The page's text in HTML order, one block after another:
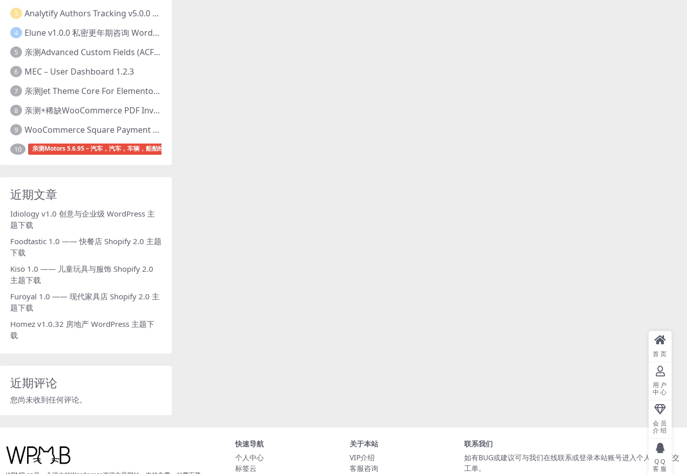
3 Analytify Authors Tracking v5.0.0 插件破解版下载
4 Elune v1.0.0 私密更年期咨询 WordPress 主题下载
5 亲测Advanced Custom Fields (ACF) Pro v6.8.0.1 + Advanced Custom Fields: Extended PRO v0.9.2.3 | 网站开发自定义字段插件下载
6 MEC – User Dashboard 1.2.3
7 亲测Jet Theme Core For Elementor 2.3.1.2 插件下载
8 亲测+稀缺WooCommerce PDF Invoices & Packing Slips Professional v2.20.0 + Templates v2.25.1 [by WpOverNight] WooCommerce PDF 发票和装箱单插件下载
9 WooCommerce Square Payment Gateway v5.3.2 Square账户集成插件下载
10 亲测Motors 5.6.95 – 汽车，汽车，车辆，船舶经销商wordpress主题下载">
近期文章
Idiology v1.0 创意与企业级 WordPress 主
题下载
Foodtastic 1.0 —— 快餐店 Shopify 2.0 主题
下载
Kiso 1.0 —— 儿童玩具与服饰 Shopify 2.0
主题下载
Furoyal 1.0 —— 现代家具店 Shopify 2.0 主
题下载
Homez v1.0.32 房地产 WordPress 主题下
载
近期评论
您尚未收到任何评论。
快速导航
个人中心
标签云
关于本站
VIP介绍
客服咨询
联系我们
如有BUG或建议可与我们在线联系或登录本站账号进入个人中心提交
工单。
首页
用户
中心
会员
介绍
QQ
客服